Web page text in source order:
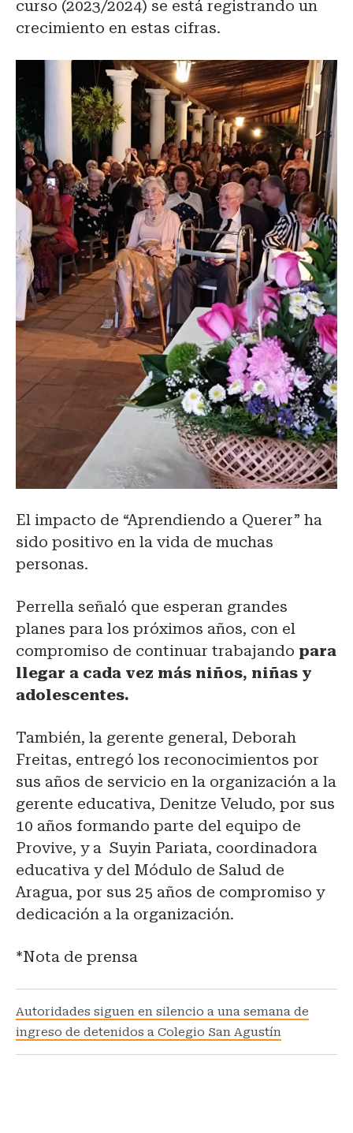
curso (2023/2024) se está registrando un
crecimiento en estas cifras.
El impacto de “Aprendiendo a Querer” ha
sido positivo en la vida de muchas
personas.
Perrella señaló que esperan grandes
planes para los próximos años, con el
compromiso de continuar trabajando para
llegar a cada vez más niños, niñas y
adolescentes.
También, la gerente general, Deborah
Freitas, entregó los reconocimientos por
sus años de servicio en la organización a la
gerente educativa, Denitze Veludo, por sus
10 años formando parte del equipo de
Provive, y a Suyin Pariata, coordinadora
educativa y del Módulo de Salud de
Aragua, por sus 25 años de compromiso y
dedicación a la organización.
*Nota de prensa
Autoridades siguen en silencio a una semana de
ingreso de detenidos a Colegio San Agustín